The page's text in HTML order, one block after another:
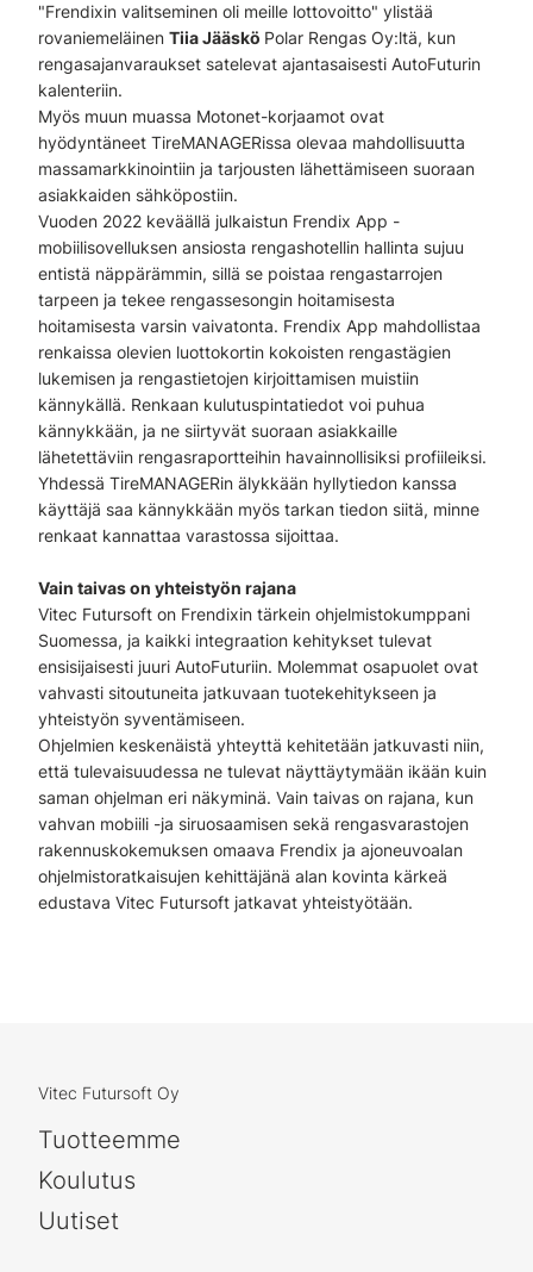
"Frendixin valitseminen oli meille lottovoitto" ylistää
rovaniemeläinen Tiia Jääskö Polar Rengas Oy:ltä, kun
rengasajanvaraukset satelevat ajantasaisesti AutoFuturin
kalenteriin.
Myös muun muassa Motonet-korjaamot ovat
hyödyntäneet TireMANAGERissa olevaa mahdollisuutta
massamarkkinointiin ja tarjousten lähettämiseen suoraan
asiakkaiden sähköpostiin.
Vuoden 2022 keväällä julkaistun Frendix App -
mobiilisovelluksen ansiosta rengashotellin hallinta sujuu
entistä näppärämmin, sillä se poistaa rengastarrojen
tarpeen ja tekee rengassesongin hoitamisesta
hoitamisesta varsin vaivatonta. Frendix App mahdollistaa
renkaissa olevien luottokortin kokoisten rengastägien
lukemisen ja rengastietojen kirjoittamisen muistiin
kännykällä. Renkaan kulutuspintatiedot voi puhua
kännykkään, ja ne siirtyvät suoraan asiakkaille
lähetettäviin rengasraportteihin havainnollisiksi profiileiksi.
Yhdessä TireMANAGERin älykkään hyllytiedon kanssa
käyttäjä saa kännykkään myös tarkan tiedon siitä, minne
renkaat kannattaa varastossa sijoittaa.
Vain taivas on yhteistyön rajana
Vitec Futursoft on Frendixin tärkein ohjelmistokumppani
Suomessa, ja kaikki integraation kehitykset tulevat
ensisijaisesti juuri AutoFuturiin. Molemmat osapuolet ovat
vahvasti sitoutuneita jatkuvaan tuotekehitykseen ja
yhteistyön syventämiseen.
Ohjelmien keskenäistä yhteyttä kehitetään jatkuvasti niin,
että tulevaisuudessa ne tulevat näyttäytymään ikään kuin
saman ohjelman eri näkyminä. Vain taivas on rajana, kun
vahvan mobiili -ja siruosaamisen sekä rengasvarastojen
rakennuskokemuksen omaava Frendix ja ajoneuvoalan
ohjelmistoratkaisujen kehittäjänä alan kovinta kärkeä
edustava Vitec Futursoft jatkavat yhteistyötään.
Vitec Futursoft Oy
Tuotteemme
Koulutus
Uutiset